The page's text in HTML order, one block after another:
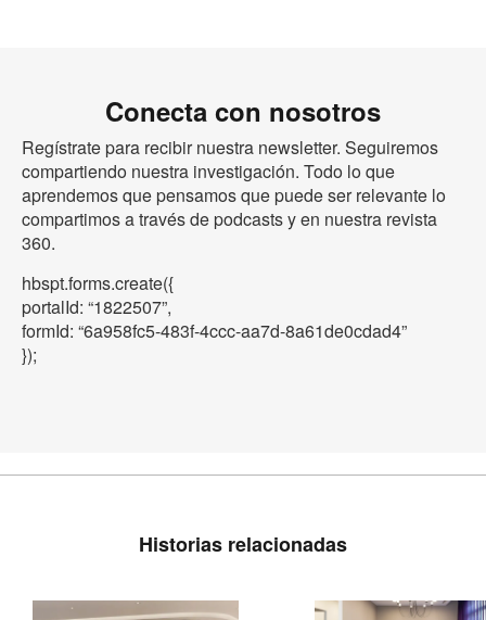
Conecta con nosotros
Regístrate para recibir nuestra newsletter. Seguiremos
compartiendo nuestra investigación. Todo lo que
aprendemos que pensamos que puede ser relevante lo
compartimos a través de podcasts y en nuestra revista
360.
hbspt.forms.create({
portalId: “1822507”,
formId: “6a958fc5-483f-4ccc-aa7d-8a61de0cdad4”
});
Historias relacionadas